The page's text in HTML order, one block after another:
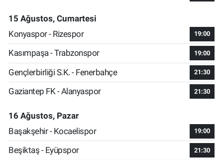
15 Ağustos, Cumartesi
Konyaspor - Rizespor
19:00
Kasımpaşa - Trabzonspor 19:00
Gençlerbirliği S.K. - Fenerbahçe 21:30
Gaziantep FK - Alanyaspor 21:30
16 Ağustos, Pazar
Başakşehir - Kocaelispor
19:00
Beşiktaş - Eyüpspor 21:30